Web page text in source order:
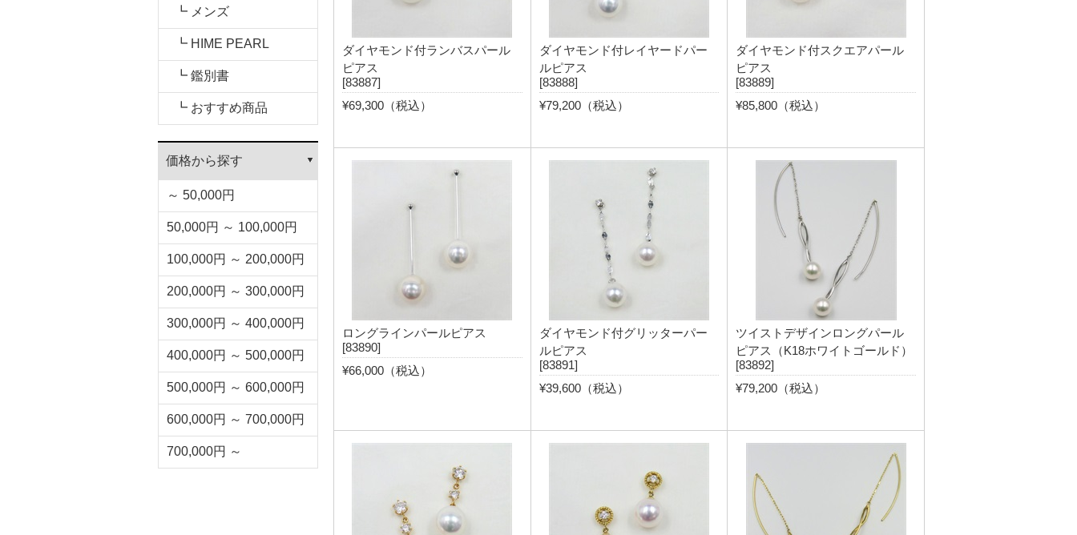
┗ メンズ
┗ HIME PEARL
┗ 鑑別書
┗ おすすめ商品
価格から探す
～ 50,000円
50,000円 ～ 100,000円
100,000円 ～ 200,000円
200,000円 ～ 300,000円
300,000円 ～ 400,000円
400,000円 ～ 500,000円
500,000円 ～ 600,000円
600,000円 ～ 700,000円
700,000円 ～
ダイヤモンド付ランバスパール
ピアス
[83887]
¥69,300（税込）
ダイヤモンド付レイヤードパー
ルピアス
[83888]
¥79,200（税込）
ダイヤモンド付スクエアパール
ピアス
[83889]
¥85,800（税込）
ロングラインパールピアス
[83890]
¥66,000（税込）
ダイヤモンド付グリッターパー
ルピアス
[83891]
¥39,600（税込）
ツイストデザインロングパール
ピアス（K18ホワイトゴールド）
[83892]
¥79,200（税込）